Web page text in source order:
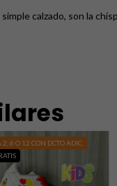
calzado, son la
2, 6 O 12 CON DCTO ADIC.